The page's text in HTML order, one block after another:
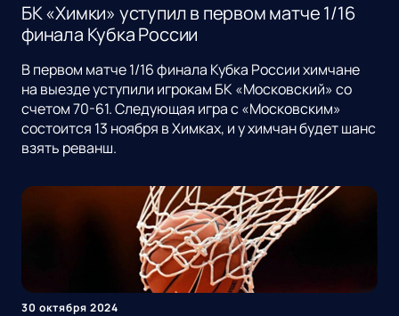
БК «Химки» уступил в первом матче 1/16
финала Кубка России
В первом матче 1/16 финала Кубка России химчане
на выезде уступили игрокам БК «Московский» со
счетом 70-61. Следующая игра с «Московским»
состоится 13 ноября в Химках, и у химчан будет шанс
взять реванш.
30 октября 2024